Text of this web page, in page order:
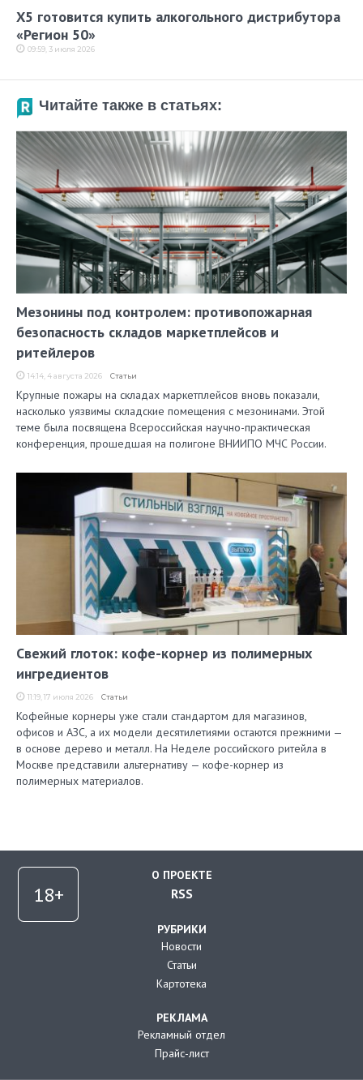
X5 готовится купить алкогольного дистрибутора
«Регион 50»
09:59, 3 июля 2026
Читайте также в статьях:
Мезонины под контролем: противопожарная
безопасность складов маркетплейсов и
ритейлеров
14:14, 4 августа 2026 Статьи
Крупные пожары на складах маркетплейсов вновь показали,
насколько уязвимы складские помещения с мезонинами. Этой
теме была посвящена Всероссийская научно-практическая
конференция, прошедшая на полигоне ВНИИПО МЧС России.
Свежий глоток: кофе-корнер из полимерных
ингредиентов
11:19, 17 июля 2026 Статьи
Кофейные корнеры уже стали стандартом для магазинов,
офисов и АЗС, а их модели десятилетиями остаются прежними —
в основе дерево и металл. На Неделе российского ритейла в
Москве представили альтернативу — кофе-корнер из
полимерных материалов.
О ПРОЕКТЕ
RSS
РУБРИКИ
Новости
Статьи
Картотека
РЕКЛАМА
Рекламный отдел
Прайс-лист